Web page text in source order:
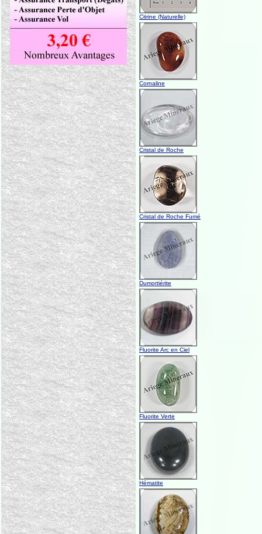
Citrine (Naturelle)
Cornaline
Cristal de Roche
Cristal de Roche Fumé
Dumortiérite
Fluorite Arc en Ciel
Fluorite Verte
Hématite